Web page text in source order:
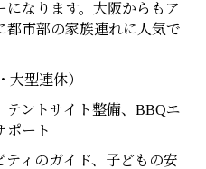
になります。大阪からもア
都市部の家族連れに人気で
大型連休）
テントサイト整備、BBQエ
ポート
ティのガイド、子どもの安